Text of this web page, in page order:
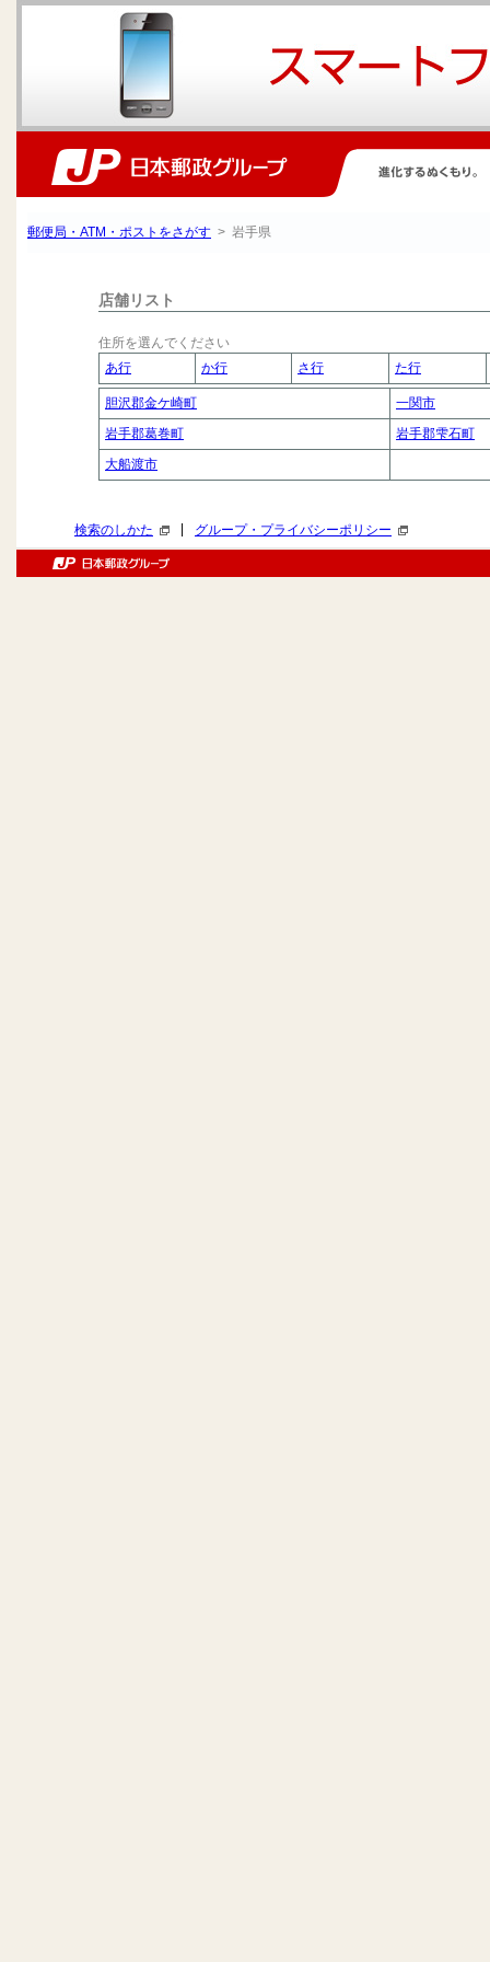
郵便局・ATM・ポストをさがす > 岩手県
店舗リスト
住所を選んでください
あ行
か行 さ行 た行
胆沢郡金ケ崎町
一関市
岩手郡葛巻町
岩手郡雫石町
大船渡市
検索のしかた グループ・プライバシーポリシー